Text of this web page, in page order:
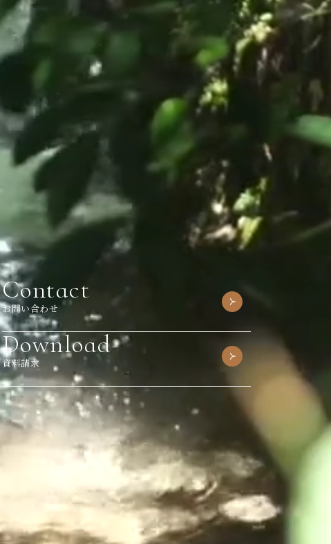
Contact
お問い合わせ
Download
資料請求